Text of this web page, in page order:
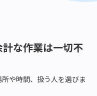
な作業は一切不
や時間、扱う人を選びま